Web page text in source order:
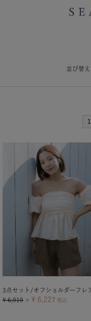
並び替え
1
¥ 6,919 ＞ ¥ 6,227 税込